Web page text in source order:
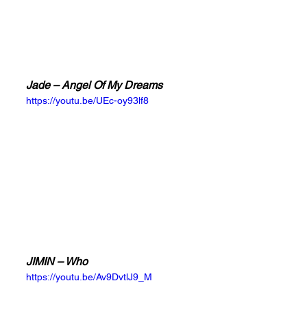
Jade – Angel Of My Dreams
https://youtu.be/UEc-oy93lf8
JIMIN – Who
https://youtu.be/Av9DvtlJ9_M